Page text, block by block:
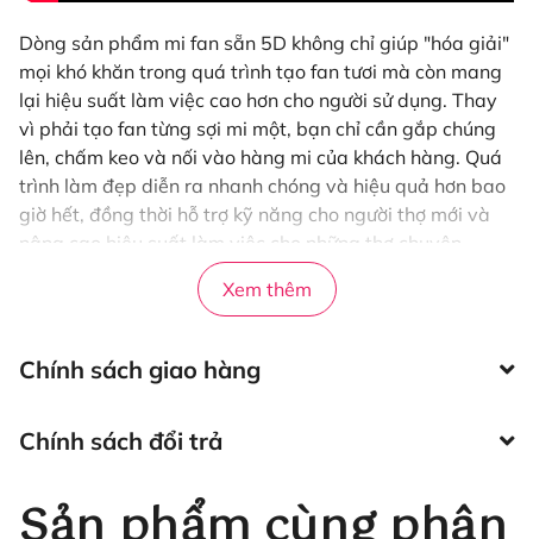
Dòng sản phẩm mi fan sẵn 5D không chỉ giúp "hóa giải"
mọi khó khăn trong quá trình tạo fan tươi mà còn mang
lại hiệu suất làm việc cao hơn cho người sử dụng. Thay
vì phải tạo fan từng sợi mi một, bạn chỉ cần gắp chúng
lên, chấm keo và nối vào hàng mi của khách hàng. Quá
trình làm đẹp diễn ra nhanh chóng và hiệu quả hơn bao
giờ hết, đồng thời hỗ trợ kỹ năng cho người thợ mới và
nâng cao hiệu suất làm việc cho những thợ chuyên
Thông số kỹ thuật các độ
cong của mi fan 5D:
Mi Fan 5D độ cong B
7m-20mm có Mix
Mi Fan 5D độ cong CC 0.05-0.15mm 7m-20mm có Mix
Xem thêm
Chính sách giao hàng
Chính sách đổi trả